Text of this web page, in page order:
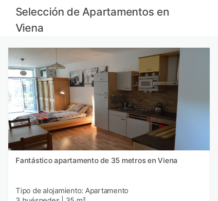
Selección de Apartamentos en
Viena
Fantástico apartamento de 35 metros en Viena
Tipo de alojamiento: Apartamento